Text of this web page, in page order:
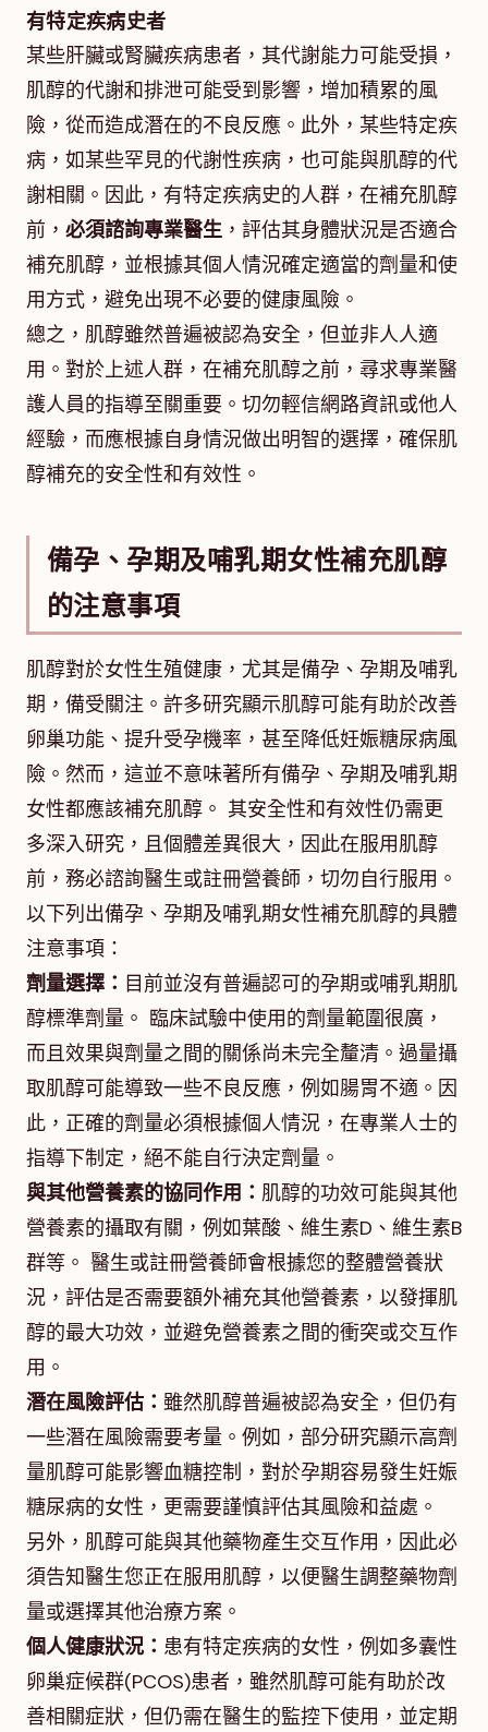
有特定疾病史者
某些肝臟或腎臟疾病患者，其代謝能力可能受損，
肌醇的代謝和排泄可能受到影響，增加積累的風
險，從而造成潛在的不良反應。此外，某些特定疾
病，如某些罕見的代謝性疾病，也可能與肌醇的代
謝相關。因此，有特定疾病史的人群，在補充肌醇
前， 必須諮詢專業醫生 ，評估其身體狀況是否適合
補充肌醇，並根據其個人情況確定適當的劑量和使
用方式，避免出現不必要的健康風險。
總之，肌醇雖然普遍被認為安全，但並非人人適
用。對於上述人群，在補充肌醇之前，尋求專業醫
護人員的指導至關重要。切勿輕信網路資訊或他人
經驗，而應根據自身情況做出明智的選擇，確保肌
醇補充的安全性和有效性。
備孕、孕期及哺乳期女性補充肌醇
的注意事項
肌醇對於女性生殖健康，尤其是備孕、孕期及哺乳
期，備受關注。許多研究顯示肌醇可能有助於改善
卵巢功能、提升受孕機率，甚至降低妊娠糖尿病風
險。然而，這並不意味著所有備孕、孕期及哺乳期
女性都應該補充肌醇。 其安全性和有效性仍需更
多深入研究，且個體差異很大，因此在服用肌醇
前，務必諮詢醫生或註冊營養師，切勿自行服用。
以下列出備孕、孕期及哺乳期女性補充肌醇的具體
注意事項：
劑量選擇： 目前並沒有普遍認可的孕期或哺乳期肌
醇標準劑量。 臨床試驗中使用的劑量範圍很廣，
而且效果與劑量之間的關係尚未完全釐清。過量攝
取肌醇可能導致一些不良反應，例如腸胃不適。因
此，正確的劑量必須根據個人情況，在專業人士的
指導下制定，絕不能自行決定劑量。
與其他營養素的協同作用： 肌醇的功效可能與其他
營養素的攝取有關，例如葉酸、維生素D、維生素B
群等。 醫生或註冊營養師會根據您的整體營養狀
況，評估是否需要額外補充其他營養素，以發揮肌
醇的最大功效，並避免營養素之間的衝突或交互作
用。
潛在風險評估： 雖然肌醇普遍被認為安全，但仍有
一些潛在風險需要考量。例如，部分研究顯示高劑
量肌醇可能影響血糖控制，對於孕期容易發生妊娠
糖尿病的女性，更需要謹慎評估其風險和益處。
另外，肌醇可能與其他藥物產生交互作用，因此必
須告知醫生您正在服用肌醇，以便醫生調整藥物劑
量或選擇其他治療方案。
個人健康狀況： 患有特定疾病的女性，例如多囊性
卵巢症候群(PCOS)患者，雖然肌醇可能有助於改
善相關症狀，但仍需在醫生的監控下使用，並定期